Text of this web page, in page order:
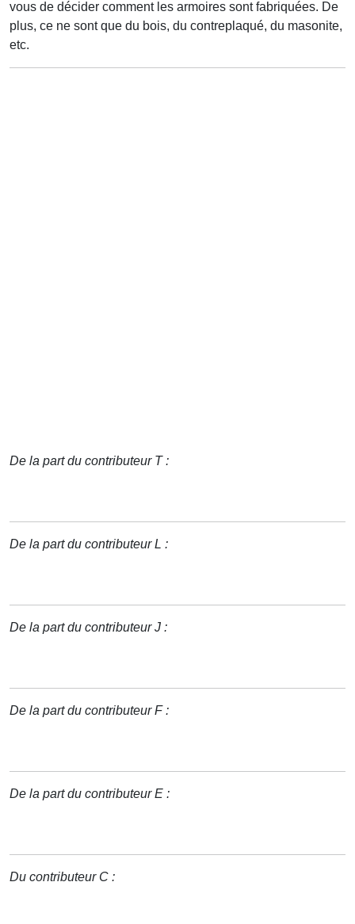
vous de décider comment les armoires sont fabriquées. De
plus, ce ne sont que du bois, du contreplaqué, du masonite,
etc.
De la part du contributeur T :
De la part du contributeur L :
De la part du contributeur J :
De la part du contributeur F :
De la part du contributeur E :
Du contributeur C :